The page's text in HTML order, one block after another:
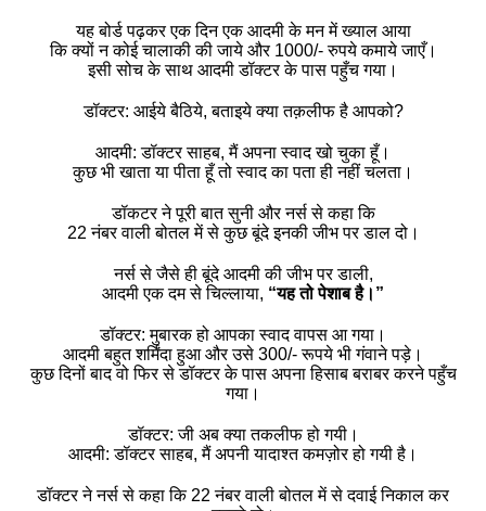
यह बोर्ड पढ़कर एक दिन एक आदमी के मन में ख्याल आया
कि क्यों न कोई चालाकी की जाये और 1000/- रुपये कमाये जाएँ।
इसी सोच के साथ आदमी डॉक्टर के पास पहुँच गया।
डॉक्टर: आईये बैठिये, बताइये क्या तक़लीफ है आपको?
आदमी: डॉक्टर साहब, मैं अपना स्वाद खो चुका हूँ।
कुछ भी खाता या पीता हूँ तो स्वाद का पता ही नहीं चलता।
डॉकटर ने पूरी बात सुनी और नर्स से कहा कि
22 नंबर वाली बोतल में से कुछ बूंदे इनकी जीभ पर डाल दो।
नर्स से जैसे ही बूंदे आदमी की जीभ पर डाली,
आदमी एक दम से चिल्लाया, “यह तो पेशाब है।”
डॉक्टर: मुबारक हो आपका स्वाद वापस आ गया।
आदमी बहुत शर्मिंदा हुआ और उसे 300/- रूपये भी गंवाने पड़े।
कुछ दिनों बाद वो फिर से डॉक्टर के पास अपना हिसाब बराबर करने पहुँच
गया।
डॉक्टर: जी अब क्या तकलीफ हो गयी।
आदमी: डॉक्टर साहब, मैं अपनी यादाश्त कमज़ोर हो गयी है।
डॉक्टर ने नर्स से कहा कि 22 नंबर वाली बोतल में से दवाई निकाल कर